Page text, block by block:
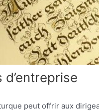
peut offrir aux